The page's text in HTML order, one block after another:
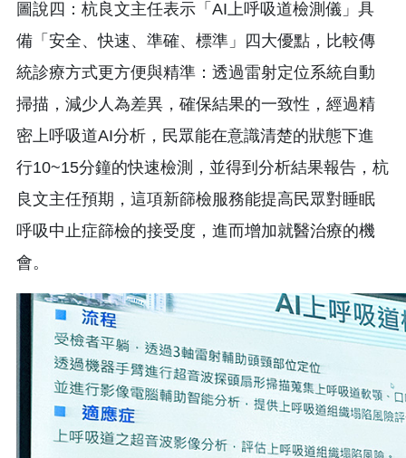
圖說四：杭良文主任表示「AI上呼吸道檢測儀」具
備「安全、快速、準確、標準」四大優點，比較傳
統診療方式更方便與精準：透過雷射定位系統自動
掃描，減少人為差異，確保結果的一致性，經過精
密上呼吸道AI分析，民眾能在意識清楚的狀態下進
行10~15分鐘的快速檢測，並得到分析結果報告，杭
良文主任預期，這項新篩檢服務能提高民眾對睡眠
呼吸中止症篩檢的接受度，進而增加就醫治療的機
會。